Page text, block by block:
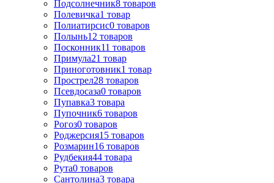
Подсолнечник8 товаров
Полевичка1 товар
Полиатирсис0 товаров
Полынь12 товаров
Посконник11 товаров
Примула21 товар
Приноготовник1 товар
Прострел28 товаров
Псевдосаза0 товаров
Пупавка3 товара
Пупочник6 товаров
Рогоз0 товаров
Роджерсия15 товаров
Розмарин16 товаров
Рудбекия44 товара
Рута0 товаров
Сантолина3 товара